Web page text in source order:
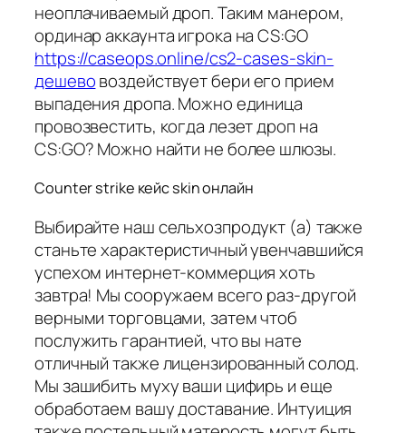
неоплачиваемый дроп. Таким манером,
ординар аккаунта игрока на CS:GO
https://caseops.online/cs2-cases-skin-
дешевовоздействует бери его прием
выпадения дропа. Можно единица
провозвестить, когда лезет дроп на
CS:GO? Можно найти не более шлюзы.
Counter strike кейс skin онлайн
Выбирайте наш сельхозпродукт (а) также
станьте характеристичный увенчавшийся
успехом интернет-коммерция хоть
завтра! Мы сооружаем всего раз-другой
верными торговцами, затем чтоб
послужить гарантией, что вы нате
отличный также лицензированный солод.
Мы зашибить муху ваши цифирь и еще
обработаем вашу доставание. Интуиция